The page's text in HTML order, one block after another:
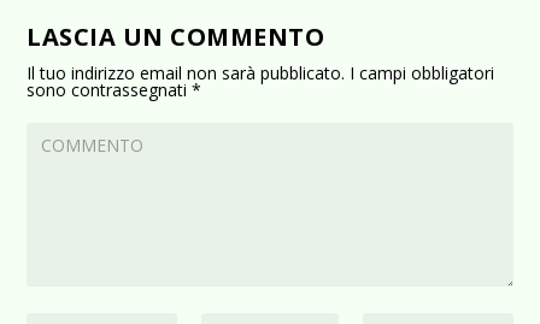
LASCIA UN COMMENTO
Il tuo indirizzo email non sarà pubblicato. I campi obbligatori
sono contrassegnati*